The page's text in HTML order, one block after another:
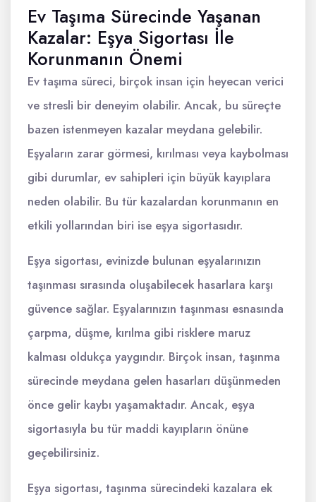
Ev Taşıma Sürecinde Yaşanan
Kazalar: Eşya Sigortası İle
Korunmanın Önemi
Ev taşıma süreci, birçok insan için heyecan verici
ve stresli bir deneyim olabilir. Ancak, bu süreçte
bazen istenmeyen kazalar meydana gelebilir.
Eşyaların zarar görmesi, kırılması veya kaybolması
gibi durumlar, ev sahipleri için büyük kayıplara
neden olabilir. Bu tür kazalardan korunmanın en
etkili yollarından biri ise eşya sigortasıdır.
Eşya sigortası, evinizde bulunan eşyalarınızın
taşınması sırasında oluşabilecek hasarlara karşı
güvence sağlar. Eşyalarınızın taşınması esnasında
çarpma, düşme, kırılma gibi risklere maruz
kalması oldukça yaygındır. Birçok insan, taşınma
sürecinde meydana gelen hasarları düşünmeden
önce gelir kaybı yaşamaktadır. Ancak, eşya
sigortasıyla bu tür maddi kayıpların önüne
geçebilirsiniz.
Eşya sigortası, taşınma sürecindeki kazalara ek